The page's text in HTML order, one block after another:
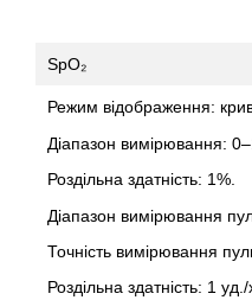
SpO₂
Режим відображення:
Діапазон вимірювання:
Роздільна здатність: 1%.
Діапазон вимірювання
Точність вимірювання
Роздільна здатність: 1 уд./